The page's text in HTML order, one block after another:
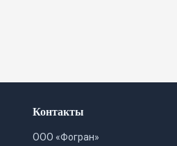
Контакты
ООО «Фогран»